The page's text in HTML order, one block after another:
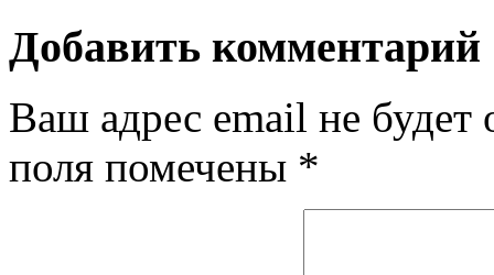
Добавить комментарий
Ваш адрес email не будет
поля помечены *